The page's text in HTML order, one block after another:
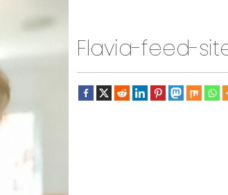
Flavia-feed-